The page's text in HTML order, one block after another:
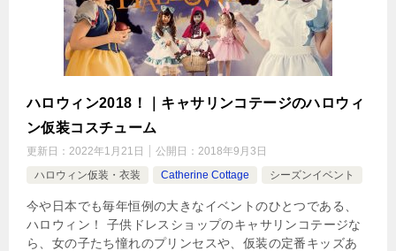
ハロウィン2018！｜キャサリンコテージのハロウィ
ン仮装コスチューム
更新日： 2022年1月21日 公開日： 2018年9月3日
ハロウィン仮装・衣装
Catherine Cottage シーズンイベント
今や日本でも毎年恒例の大きなイベントのひとつである、
ハロウィン！ 子供ドレスショップのキャサリンコテージな
ら、女の子たち憧れのプリンセスや、仮装の定番キッズあ